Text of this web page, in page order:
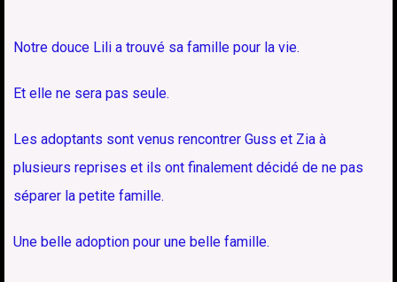
Notre douce Lili a trouvé sa famille pour la vie.
Et elle ne sera pas seule.
Les adoptants sont venus rencontrer Guss et Zia à
plusieurs reprises et ils ont finalement décidé de ne pas
séparer la petite famille.
Une belle adoption pour une belle famille.